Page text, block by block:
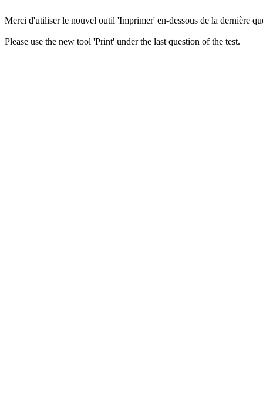
Merci d'utiliser le nouvel outil 'Imprimer' en-dessous de la dernière
Please use the new tool 'Print' under the last question of the test.